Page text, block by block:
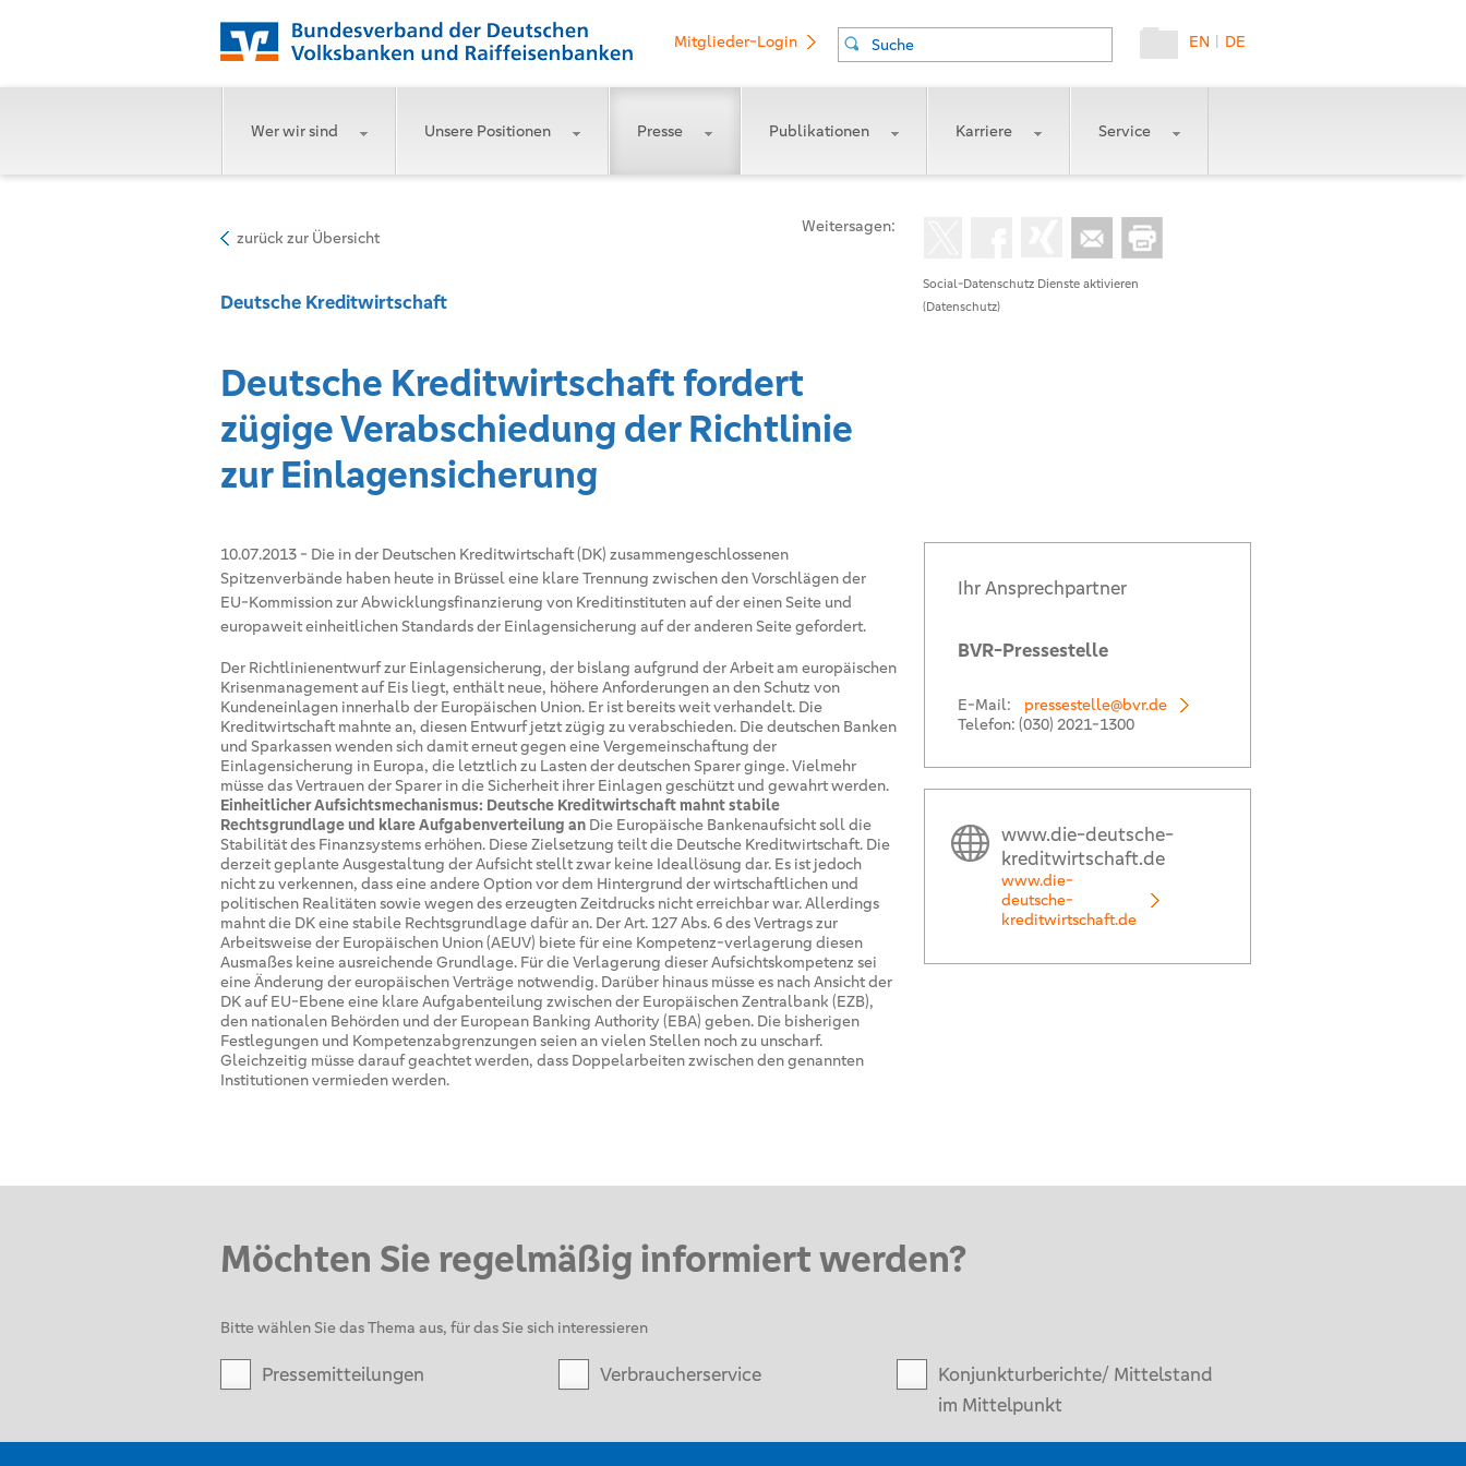
DE
|
EN
Suche
Mitglieder-Login
Wer wir sind Unsere Positionen Presse Publikationen Karriere Service
Social-Datenschutz Dienste aktivieren
(Datenschutz)
Weitersagen:
zurück zur Übersicht
Deutsche Kreditwirtschaft
Deutsche Kreditwirtschaft fordert
zügige Verabschiedung der Richtlinie
zur Einlagensicherung
10.07.2013 - Die in der Deutschen Kreditwirtschaft (DK) zusammengeschlossenen
Spitzenverbände haben heute in Brüssel eine klare Trennung zwischen den Vorschlägen der
EU-Kommission zur Abwicklungsfinanzierung von Kreditinstituten auf der einen Seite und
europaweit einheitlichen Standards der Einlagensicherung auf der anderen Seite gefordert.
Der Richtlinienentwurf zur Einlagensicherung, der bislang aufgrund der Arbeit am europäischen
Krisenmanagement auf Eis liegt, enthält neue, höhere Anforderungen an den Schutz von
Kundeneinlagen innerhalb der Europäischen Union. Er ist bereits weit verhandelt. Die
Kreditwirtschaft mahnte an, diesen Entwurf jetzt zügig zu verabschieden. Die deutschen Banken
und Sparkassen wenden sich damit erneut gegen eine Vergemeinschaftung der
Einlagensicherung in Europa, die letztlich zu Lasten der deutschen Sparer ginge. Vielmehr
müsse das Vertrauen der Sparer in die Sicherheit ihrer Einlagen geschützt und gewahrt werden.
Einheitlicher Aufsichtsmechanismus: Deutsche Kreditwirtschaft mahnt stabile
Rechtsgrundlage und klare Aufgabenverteilung an Die Europäische Bankenaufsicht soll die
Stabilität des Finanzsystems erhöhen. Diese Zielsetzung teilt die Deutsche Kreditwirtschaft. Die
derzeit geplante Ausgestaltung der Aufsicht stellt zwar keine Ideallösung dar. Es ist jedoch
nicht zu verkennen, dass eine andere Option vor dem Hintergrund der wirtschaftlichen und
politischen Realitäten sowie wegen des erzeugten Zeitdrucks nicht erreichbar war. Allerdings
mahnt die DK eine stabile Rechtsgrundlage dafür an. Der Art. 127 Abs. 6 des Vertrags zur
Arbeitsweise der Europäischen Union (AEUV) biete für eine Kompetenz-verlagerung diesen
Ausmaßes keine ausreichende Grundlage. Für die Verlagerung dieser Aufsichtskompetenz sei
eine Änderung der europäischen Verträge notwendig. Darüber hinaus müsse es nach Ansicht der
DK auf EU-Ebene eine klare Aufgabenteilung zwischen der Europäischen Zentralbank (EZB),
den nationalen Behörden und der European Banking Authority (EBA) geben. Die bisherigen
Festlegungen und Kompetenzabgrenzungen seien an vielen Stellen noch zu unscharf.
Gleichzeitig müsse darauf geachtet werden, dass Doppelarbeiten zwischen den genannten
Institutionen vermieden werden.
Ihr Ansprechpartner
BVR-Pressestelle
E-Mail:
pressestelle@bvr.de
Telefon: (030) 2021-1300
www.die-deutsche-
kreditwirtschaft.de
www.die-
deutsche-
kreditwirtschaft.de
Möchten Sie regelmäßig informiert werden?
Bitte wählen Sie das Thema aus, für das Sie sich interessieren
Pressemitteilungen Verbraucherservice
Konjunkturberichte/ Mittelstand
im Mittelpunkt